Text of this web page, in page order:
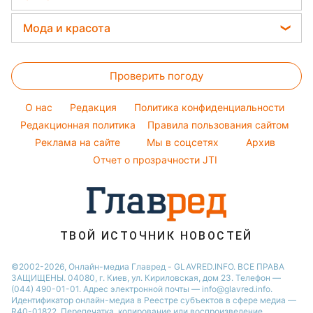
Максим Галкин
Настя Каменских
Виталий Козловский
Новости Тернополя
Новости Харькова
Новости Житомира
Новости Полтавы
Новости Одессы
Новости Сум
Новости Черкассы
Праздничное меню
Закуски
Простые блюда
Денежная помощь
Тарифы
Курс валют
Прогноз погоды
Магнитные бури
Погода на сегодня
Погода на завтра
Пылевая буря
Мода и красота
Окрашивание волос
Красивый маникюр
Модные ошибки
Новости моды
Советы от Андре Тана
Проверить погоду
O нас Редакция
Политика конфиденциальности
Редакционная политика
Правила пользования сайтом
Реклама на сайте
Мы в соцсетях
Архив
Отчет о прозрачности JTI
ТВОЙ ИСТОЧНИК НОВОСТЕЙ
©2002-2026, Онлайн-медиа Главред - GLAVRED.INFO. ВСЕ ПРАВА
ЗАЩИЩЕНЫ. 04080, г. Киев, ул. Кириловская, дом 23. Телефон —
(044) 490-01-01. Адрес электронной почты — info@glavred.info.
Идентификатор онлайн-медиа в Реестре cубъектов в сфере медиа —